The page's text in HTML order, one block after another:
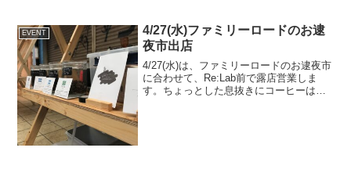
EVENT
4/27(水)ファミリーロードのお逮
夜市出店
4/27(水)は、ファミリーロードのお逮夜市
に合わせて、Re:Lab前で露店営業しま
す。ちょっとした息抜きにコーヒーはい